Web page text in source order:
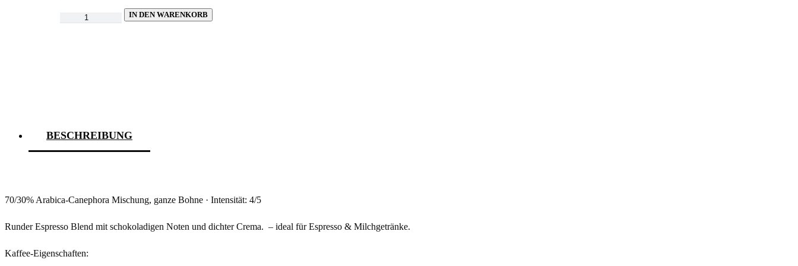
Baristas
IN DEN WARENKORB
BESCHREIBUNG
70/30% Arabica-Canephora Mischung, ganze Bohne · Intensität: 4/5
Runder Espresso Blend mit schokoladigen Noten und dichter Crema. – ideal für Espresso & Milchgetränke.
Kaffee-Eigenschaften: